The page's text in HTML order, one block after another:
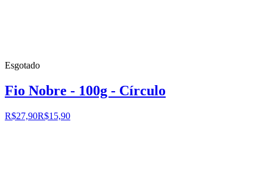
Esgotado
Fio Nobre - 100g - Círculo
R$27,90R$15,90